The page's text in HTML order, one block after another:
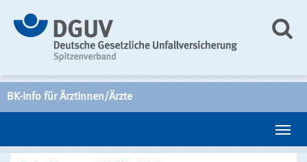
BK-Info für Ärztinnen/Ärzte